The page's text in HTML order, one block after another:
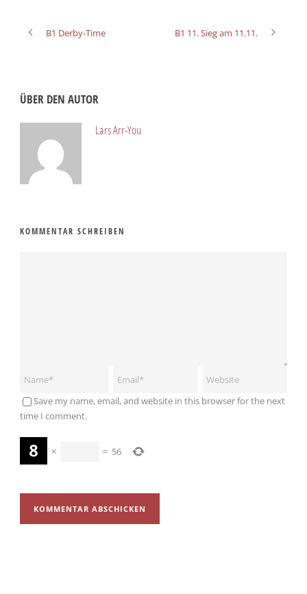
B1 Derby-Time B1 11. Sieg am 11.11.
ÜBER DEN AUTOR
Lars Arr-You
KOMMENTAR SCHREIBEN
Save my name, email, and website in this browser for the next
time I comment.
× = 56